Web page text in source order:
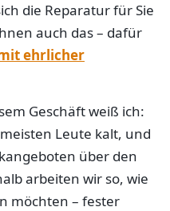
die Reparatur für Sie
auch das – dafür
ehrlicher
Geschäft weiß ich:
Leute kalt, und
über den
arbeiten wir so, wie
möchten – fester